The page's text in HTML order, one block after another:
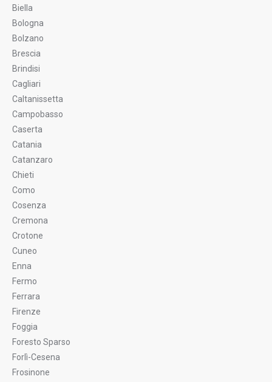
Biella
Bologna
Bolzano
Brescia
Brindisi
Cagliari
Caltanissetta
Campobasso
Caserta
Catania
Catanzaro
Chieti
Como
Cosenza
Cremona
Crotone
Cuneo
Enna
Fermo
Ferrara
Firenze
Foggia
Foresto Sparso
Forlì-Cesena
Frosinone